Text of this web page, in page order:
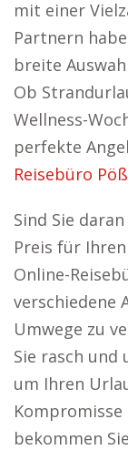
mit einer
Partnern
breite
Ob
Wellness-
perfekte
Reisebüro
Sind Sie
Preis für
Online-
verschiedene
Umwege zu
Sie rasch
um Ihren
bekommen